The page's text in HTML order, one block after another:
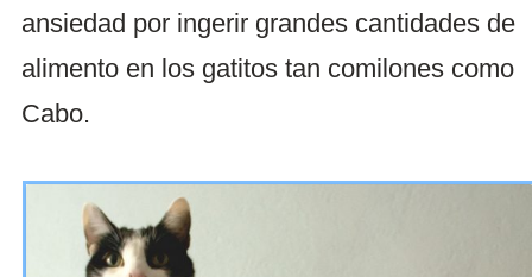
ansiedad por ingerir grandes cantidades de
alimento en los gatitos tan comilones como
Cabo.